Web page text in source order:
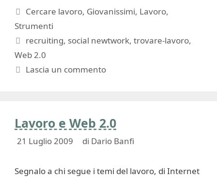
Categorie
Cercare lavoro, Giovanissimi, Lavoro,
Strumenti
Tag
recruiting, social newtwork,trovare-lavoro,
Web 2.0
Lascia un commento
Lavoro e Web 2.0
21 Luglio 2009 di Dario Banfi
Segnalo a chi segue i temi del lavoro, di Internet